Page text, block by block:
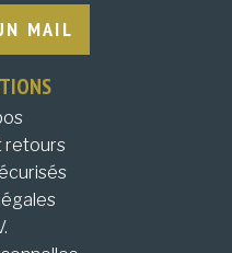
MAIL
retours